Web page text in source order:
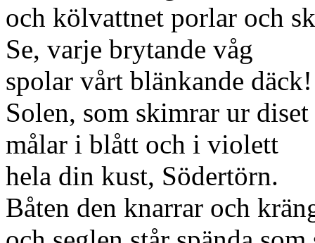
och kölvattnet porlar och
Se, varje brytande våg
spolar vårt blänkande däck!
Solen, som skimrar ur
målar i blått och i violett
hela din kust, Södertörn.
Båten den knarrar och